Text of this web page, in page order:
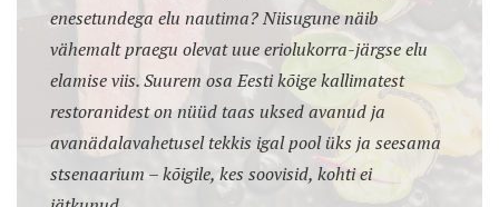
enesetundega elu nautima? Niisugune näib
vähemalt praegu olevat uue eriolukorra-järgse elu
elamise viis. Suurem osa Eesti kõige kallimatest
restoranidest on nüüd taas uksed avanud ja
avanädalavahetusel tekkis igal pool üks ja seesama
stsenaarium – kõigile, kes soovisid, kohti ei